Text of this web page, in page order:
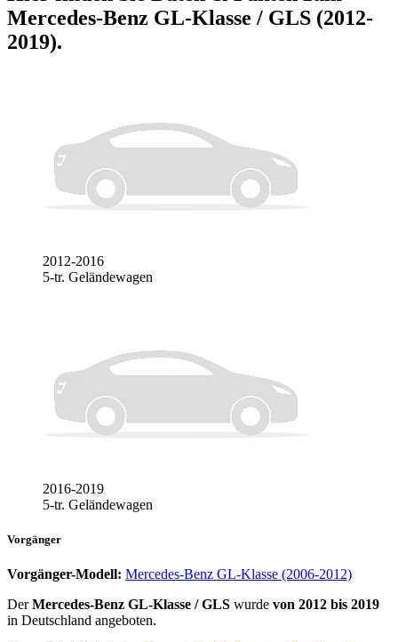
Mercedes-Benz GL-Klasse / GLS (2012-
2019).
2012-2016
5-tr. Geländewagen
2016-2019
5-tr. Geländewagen
Vorgänger
Vorgänger-Modell: Mercedes-Benz GL-Klasse (2006-2012)
DerMercedes-Benz GL-Klasse / GLS wurde von 2012 bis 2019
in Deutschland angeboten.